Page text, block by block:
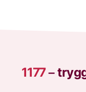
1177–